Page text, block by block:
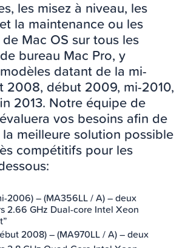
les misez à niveau, les
la maintenance ou les
Mac OS sur tous les
bureau Mac Pro, y
datant de la mi-
2008, début 2009, mi-2010,
2013. Notre équipe de
vos besoins afin de
meilleure solution possible
compétitifs pour les
2006) – (MA356LL / A) – deux
2.66 GHz Dual-core Intel Xeon
2008) – (MA970LL / A) –deux